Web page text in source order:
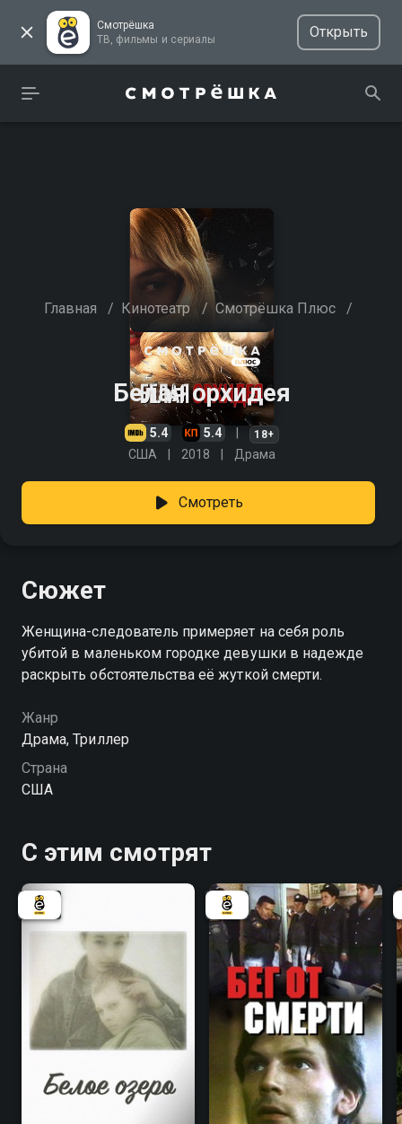
Смотрёшка
ТВ, фильмы и сериалы
Открыть
Главная / Кинотеатр / Смотрёшка Плюс /
Белая орхидея
5.4 5.4 18+
США 2018 Драма
Смотреть
Сюжет
Женщина-следователь примеряет на себя роль
убитой в маленьком городке девушки в надежде
раскрыть обстоятельства её жуткой смерти.
Жанр
Драма, Триллер
Страна
США
С этим смотрят
5.5